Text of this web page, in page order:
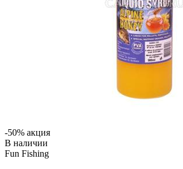
-50% акция
В наличии
Fun Fishing